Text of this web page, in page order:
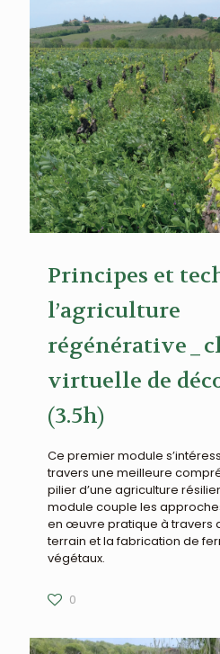
Principes et
l’agriculture
virtuelle de
(3.5h)
Ce premier module
travers une meilleure
pilier d’une agriculture
module couple les
en œuvre pratique à travers
terrain et la fabrication de
végétaux.
0